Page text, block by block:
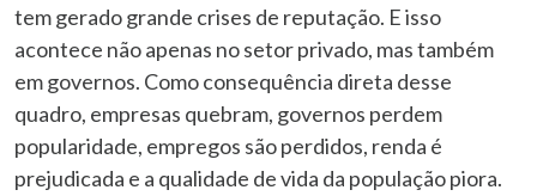
tem gerado grande crises de reputação. E isso
acontece não apenas no setor privado, mas também
em governos. Como consequência direta desse
quadro, empresas quebram, governos perdem
popularidade, empregos são perdidos, renda é
prejudicada e a qualidade de vida da população piora.